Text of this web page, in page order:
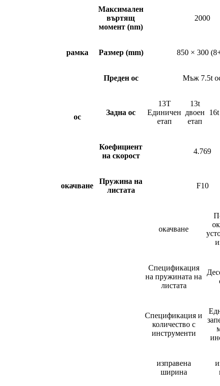
Максимален
въртящ
момент (nm)
2000
рамка Размер (mm) 850 × 300
ос
Преден ос Мъж 7.5t
Задна ос
13T
Единичен
етап
13t
двоен
етап
Коефициент
на скорост
4.769
окачване
Пружина на
листата
F10
окачване
Спецификация
на пружината на
листата
Спецификация и
количество с
инструменти
изправена
ширина